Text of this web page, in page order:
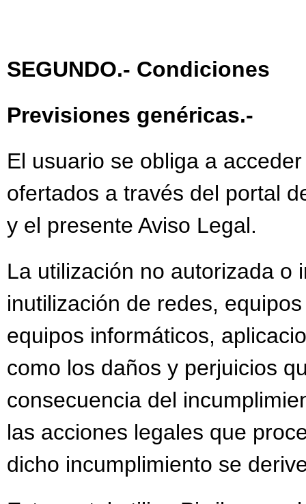
SEGUNDO.- Condiciones
Previsiones genéricas.-
El usuario se obliga a
ofertados a través del portal
y el presente Aviso Legal.
La utilización no autorizada o
inutilización de redes,
equipos informáticos,
como los daños y perjuicios
consecuencia del
las acciones legales que
dicho incumplimiento se